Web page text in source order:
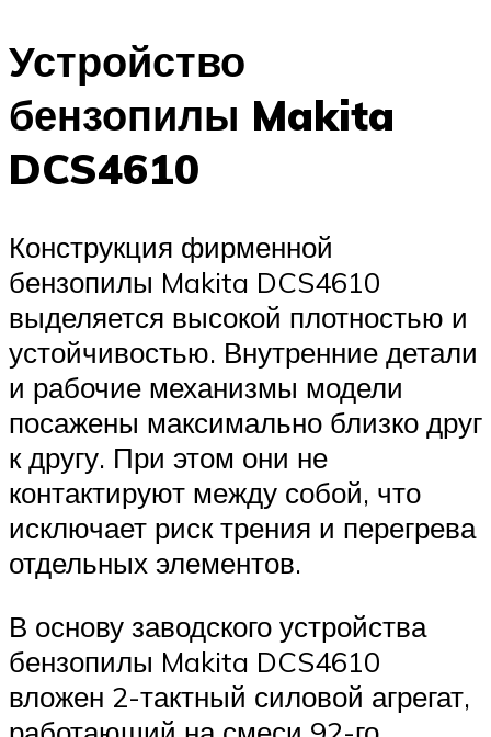
Устройство
бензопилы Makita
DCS4610
Конструкция фирменной
бензопилы Makita DCS4610
выделяется высокой плотностью и
устойчивостью. Внутренние детали
и рабочие механизмы модели
посажены максимально близко друг
к другу. При этом они не
контактируют между собой, что
исключает риск трения и перегрева
отдельных элементов.
В основу заводского устройства
бензопилы Makita DCS4610
вложен 2-тактный силовой агрегат,